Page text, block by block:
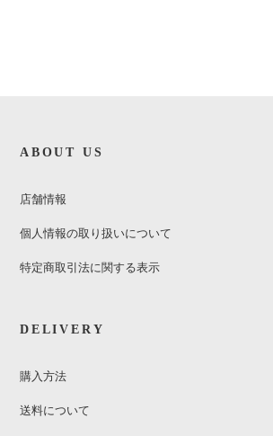
ABOUT US
店舗情報
個人情報の取り扱いについて
特定商取引法に関する表示
DELIVERY
購入方法
送料について